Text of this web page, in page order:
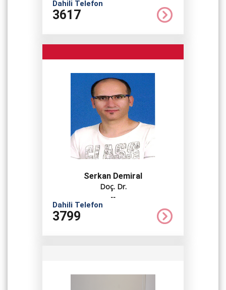
Dahili Telefon
3617
Serkan Demiral
Doç. Dr.
--
Dahili Telefon
3799